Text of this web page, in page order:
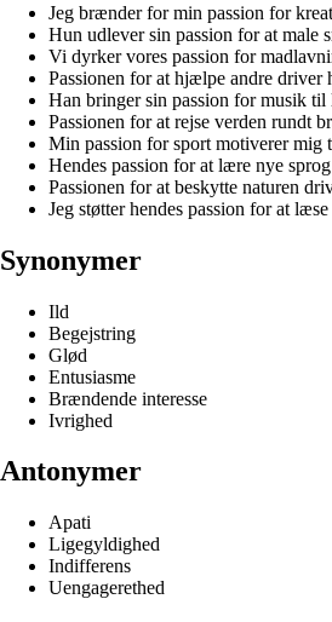
Jeg brænder for min passion for
Hun udlever sin passion for at male
Vi dyrker vores passion for
Passionen for at hjælpe andre
Han bringer sin passion for musik til
Passionen for at rejse verden rundt
Min passion for sport motiverer mig
Hendes passion for at lære nye
Passionen for at beskytte naturen
Jeg støtter hendes passion for at
Synonymer
Ild
Begejstring
Glød
Entusiasme
Brændende interesse
Ivrighed
Antonymer
Apati
Ligegyldighed
Indifferens
Uengagerethed